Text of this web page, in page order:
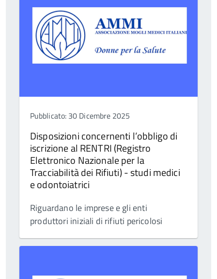
Pubblicato: 30 Dicembre 2025
Disposizioni concernenti l’obbligo di
iscrizione al RENTRI (Registro
Elettronico Nazionale per la
Tracciabilità dei Rifiuti) - studi medici
e odontoiatrici
Riguardano le imprese e gli enti
produttori iniziali di rifiuti pericolosi